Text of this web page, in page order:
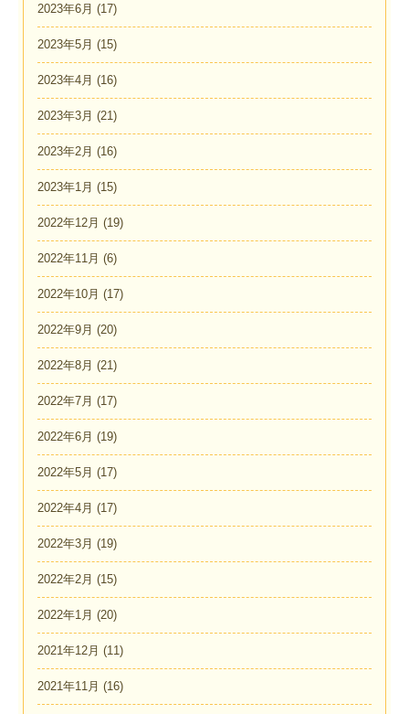
2023年6月 (17)
2023年5月 (15)
2023年4月 (16)
2023年3月 (21)
2023年2月 (16)
2023年1月 (15)
2022年12月 (19)
2022年11月 (6)
2022年10月 (17)
2022年9月 (20)
2022年8月 (21)
2022年7月 (17)
2022年6月 (19)
2022年5月 (17)
2022年4月 (17)
2022年3月 (19)
2022年2月 (15)
2022年1月 (20)
2021年12月 (11)
2021年11月 (16)